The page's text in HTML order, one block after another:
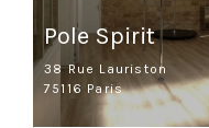
Pole Spirit
38 Rue Lauriston
75116 Paris